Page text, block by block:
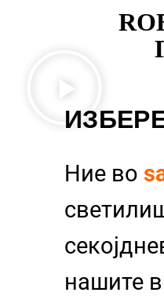
Ние во
нашите